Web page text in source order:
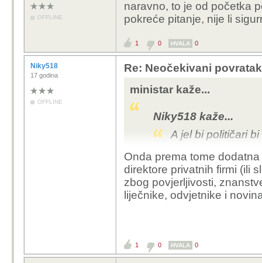
OFFLINE
naravno, to je od početka
pokreće pitanje, nije li
1 0 HVALA 0
Niky518
17 godina
OFFLINE
Re: Neočekivani
ministar kaže...
Niky518 kaže...
A jel bi političari
naravno, to je od
opet pokreće pitanje,
tajni?
Onda prema tome
direktore privatnih firmi (ili
zbog povjerljivosti,
liječnike, odvjetnike i
1 0 HVALA 0